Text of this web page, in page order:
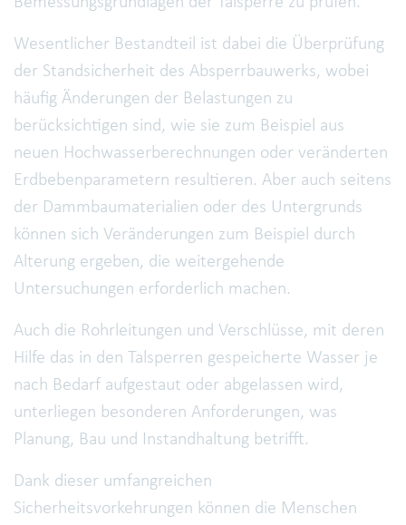
Wesentlicher Bestandteil ist dabei die Überprüfung
der Standsicherheit des Absperrbauwerks, wobei
häufig Änderungen der Belastungen zu
berücksichtigen sind, wie sie zum Beispiel aus
neuen Hochwasserberechnungen oder veränderten
Erdbebenparametern resultieren. Aber auch seitens
der Dammbaumaterialien oder des Untergrunds
können sich Veränderungen zum Beispiel durch
Alterung ergeben, die weitergehende
Untersuchungen erforderlich machen.
Auch die Rohrleitungen und Verschlüsse, mit deren
Hilfe das in den Talsperren gespeicherte Wasser je
nach Bedarf aufgestaut oder abgelassen wird,
unterliegen besonderen Anforderungen, was
Planung, Bau und Instandhaltung betrifft.
Dank dieser umfangreichen
Sicherheitsvorkehrungen können die Menschen